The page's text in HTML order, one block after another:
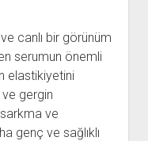
ve canlı bir görünüm
serumun önemli
elastikiyetini
ve gergin
ve
genç ve sağlıklı